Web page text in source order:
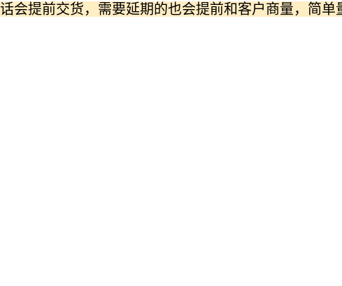
会提前交货，需要延期的也会提前和客户商量，简单